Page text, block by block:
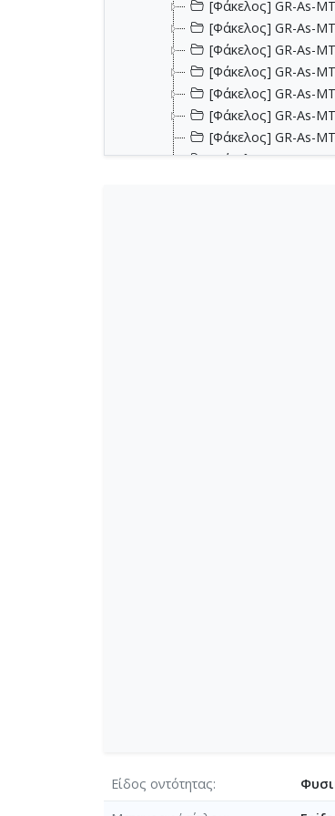
[Φάκελος] GR-As-
[Φάκελος] GR-As-
[Φάκελος] GR-As-
[Φάκελος] GR-As-
[Φάκελος] GR-As-
[Φάκελος] GR-As-
[Φάκελος] GR-As-
[Φάκελος] GR-As-
[Φάκελος] GR-As-
[Φάκελος] GR-As-
[Φάκελος] GR-As-
[Φάκελος] GR-As-
[Φάκελος] GR-As-
[Φάκελος] GR-As-
[Φάκελος] GR-As-
[Φάκελος] GR-As-
[Φάκελος] GR-As-
[Φάκελος] GR-As-
[Φάκελος] GR-As-
[Φάκελος] GR-As-
[Φάκελος] GR-As-
[Φάκελος] GR-As-
[Φάκελος] GR-As-
[Φάκελος] GR-As-
[Φάκελος] GR-As-
[Φάκελος] GR-As-
[Φάκελος] GR-As-
[Φάκελος] GR-As-
[Φάκελος] GR-As-
[Φάκελος] GR-As-
[Φάκελος] GR-As-
[Φάκελος] GR-As-
Είδος οντότητας